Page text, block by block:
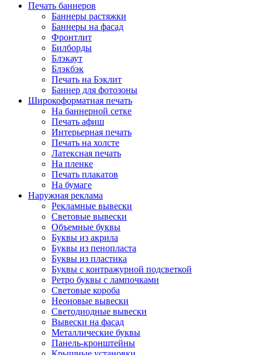
Печать баннеров
Баннеры растяжки
Баннеры на фасад
Фронтлит
Билборды
Блэкаут
Блэкбэк
Печать на Бэклит
Баннер для фотозоны
Широкоформатная печать
На баннерной сетке
Печать афиш
Интерьерная печать
Печать на холсте
Латексная печать
На пленке
Печать плакатов
На бумаге
Наружная реклама
Рекламные вывески
Световые вывески
Объемные буквы
Буквы из акрила
Буквы из пенопласта
Буквы из пластика
Буквы с контражурной подсветкой
Ретро буквы с лампочками
Световые короба
Неоновые вывески
Светодиодные вывески
Вывески на фасад
Металлические буквы
Панель-кронштейны